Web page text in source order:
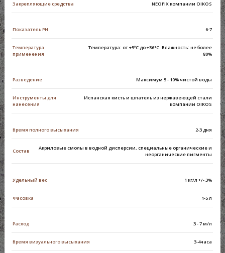
Закрепляющие средства NEOFIX компании OIKOS
Показатель PH 6-7
Температура
применения
Температура: от +5ºС до +36°С. Влажность: не более
80%
Разведение Максимум 5 - 10% чистой воды
Инструменты для
нанесения
Испанская кисть и шпатель из нержавеющей стали
компании OIKOS
Время полного высыхания 2-3 дня
Состав
Акриловые смолы в водной дисперсии, специальные органические и
неорганические пигменты
Удельный вес 1 кг/л +/- 3%
Фасовка 1-5 л
Расход 3 - 7 м/л
Время визуального высыхания 3-4часа